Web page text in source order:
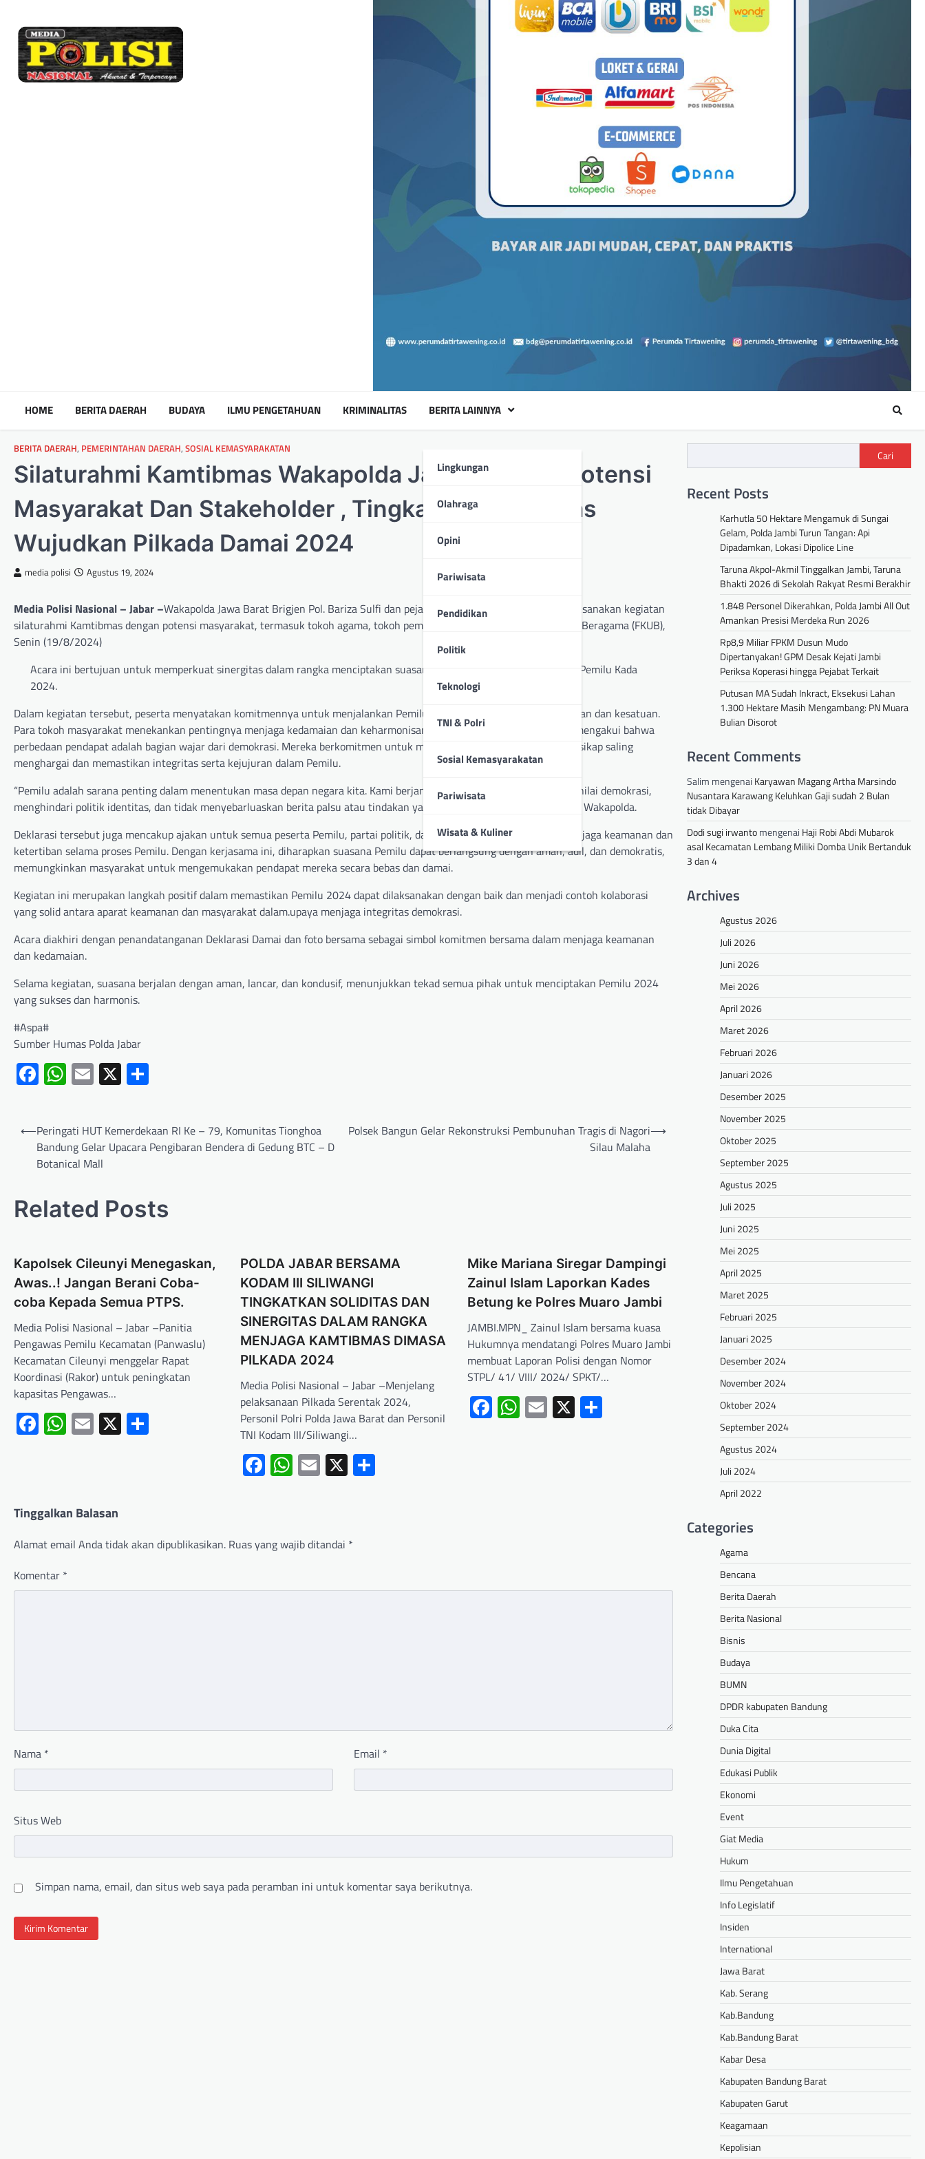
HOME BERITA DAERAH BUDAYA ILMU PENGETAHUAN KRIMINALITAS BERITA LAINNYA
Lingkungan
Olahraga
Opini
Pariwisata
Pendidikan
Politik
Teknologi
TNI & Polri
Sosial Kemasyarakatan
Pariwisata
Wisata & Kuliner
BERITA DAERAH, PEMERINTAHAN DAERAH, SOSIAL KEMASYARAKATAN
Silaturahmi Kamtibmas Wakapolda Jabar dengan Potensi
Masyarakat Dan Stakeholder , Tingkatkan Sinergitas
Wujudkan Pilkada Damai 2024
media polisi Agustus 19, 2024
Media Polisi Nasional – Jabar –Wakapolda Jawa Barat Brigjen Pol. Bariza Sulfi dan pejabat utama (PJU) Polda Jabar melaksanakan kegiatan
silaturahmi Kamtibmas dengan potensi masyarakat, termasuk tokoh agama, tokoh pemuda, dan Forum Kerukunan Umat Beragama (FKUB),
Senin (19/8/2024)
Acara ini bertujuan untuk memperkuat sinergitas dalam rangka menciptakan suasana aman dan kondusif menjelang Pemilu Kada
2024.
Dalam kegiatan tersebut, peserta menyatakan komitmennya untuk menjalankan Pemilu 2024 dengan semangat persatuan dan kesatuan.
Para tokoh masyarakat menekankan pentingnya menjaga kedamaian dan keharmonisan dalam proses demokrasi, serta mengakui bahwa
perbedaan pendapat adalah bagian wajar dari demokrasi. Mereka berkomitmen untuk menghormati perbedaan, menjaga sikap saling
menghargai dan memastikan integritas serta kejujuran dalam Pemilu.
“Pemilu adalah sarana penting dalam menentukan masa depan negara kita. Kami berjanji untuk menjunjung tinggi nilai-nilai demokrasi,
menghindari politik identitas, dan tidak menyebarluaskan berita palsu atau tindakan yang dapat memicu konflik,” ungkap Wakapolda.
Deklarasi tersebut juga mencakup ajakan untuk semua peserta Pemilu, partai politik, dan media agar bersama-sama menjaga keamanan dan
ketertiban selama proses Pemilu. Dengan kerjasama ini, diharapkan suasana Pemilu dapat berlangsung dengan aman, adil, dan demokratis,
memungkinkan masyarakat untuk mengemukakan pendapat mereka secara bebas dan damai.
Kegiatan ini merupakan langkah positif dalam memastikan Pemilu 2024 dapat dilaksanakan dengan baik dan menjadi contoh kolaborasi
yang solid antara aparat keamanan dan masyarakat dalam.upaya menjaga integritas demokrasi.
Acara diakhiri dengan penandatanganan Deklarasi Damai dan foto bersama sebagai simbol komitmen bersama dalam menjaga keamanan
dan kedamaian.
Selama kegiatan, suasana berjalan dengan aman, lancar, dan kondusif, menunjukkan tekad semua pihak untuk menciptakan Pemilu 2024
yang sukses dan harmonis.
#Aspa#
Sumber Humas Polda Jabar
Facebook
WhatsApp
Email
X
⟵Peringati HUT Kemerdekaan RI Ke – 79, Komunitas Tionghoa
Bandung Gelar Upacara Pengibaran Bendera di Gedung BTC – D
Botanical Mall
Polsek Bangun Gelar Rekonstruksi Pembunuhan Tragis di Nagori
Silau Malaha
⟶
Related Posts
Kapolsek Cileunyi Menegaskan,
Awas..! Jangan Berani Coba-
coba Kepada Semua PTPS.
Media Polisi Nasional – Jabar –Panitia
Pengawas Pemilu Kecamatan (Panwaslu)
Kecamatan Cileunyi menggelar Rapat
Koordinasi (Rakor) untuk peningkatan
kapasitas Pengawas…
Facebook
WhatsApp
Email
X
POLDA JABAR BERSAMA
KODAM III SILIWANGI
TINGKATKAN SOLIDITAS DAN
SINERGITAS DALAM RANGKA
MENJAGA KAMTIBMAS DIMASA
PILKADA 2024
Media Polisi Nasional – Jabar –Menjelang
pelaksanaan Pilkada Serentak 2024,
Personil Polri Polda Jawa Barat dan Personil
TNI Kodam III/Siliwangi…
Facebook
WhatsApp
Email
X
Mike Mariana Siregar Dampingi
Zainul Islam Laporkan Kades
Betung ke Polres Muaro Jambi
JAMBI.MPN_ Zainul Islam bersama kuasa
Hukumnya mendatangi Polres Muaro Jambi
membuat Laporan Polisi dengan Nomor
STPL/ 41/ VIII/ 2024/ SPKT/…
Facebook
WhatsApp
Email
X Share
Tinggalkan Balasan
Alamat email Anda tidak akan dipublikasikan. Ruas yang wajib ditandai *
Komentar *
Nama * Email *
Situs Web
Simpan nama, email, dan situs web saya pada peramban ini untuk komentar saya berikutnya.
Cari
Recent Posts
Karhutla 50 Hektare Mengamuk di Sungai
Gelam, Polda Jambi Turun Tangan: Api
Dipadamkan, Lokasi Dipolice Line
Taruna Akpol-Akmil Tinggalkan Jambi, Taruna
Bhakti 2026 di Sekolah Rakyat Resmi Berakhir
1.848 Personel Dikerahkan, Polda Jambi All Out
Amankan Presisi Merdeka Run 2026
Rp8,9 Miliar FPKM Dusun Mudo
Dipertanyakan! GPM Desak Kejati Jambi
Periksa Koperasi hingga Pejabat Terkait
Putusan MA Sudah Inkract, Eksekusi Lahan
1.300 Hektare Masih Mengambang: PN Muara
Bulian Disorot
Recent Comments
Salim mengenai Karyawan Magang Artha Marsindo
Nusantara Karawang Keluhkan Gaji sudah 2 Bulan
tidak Dibayar
Dodi sugi irwantomengenai Haji Robi Abdi Mubarok
asal Kecamatan Lembang Miliki Domba Unik Bertanduk
3 dan 4
Archives
Agustus 2026
Juli 2026
Juni 2026
Mei 2026
April 2026
Maret 2026
Februari 2026
Januari 2026
Desember 2025
November 2025
Oktober 2025
September 2025
Agustus 2025
Juli 2025
Juni 2025
Mei 2025
April 2025
Maret 2025
Februari 2025
Januari 2025
Desember 2024
November 2024
Oktober 2024
September 2024
Agustus 2024
Juli 2024
April 2022
Categories
Agama
Bencana
Berita Daerah
Berita Nasional
Bisnis
Budaya
BUMN
DPDR kabupaten Bandung
Duka Cita
Dunia Digital
Edukasi Publik
Ekonomi
Event
Giat Media
Hukum
Ilmu Pengetahuan
Info Legislatif
Insiden
International
Jawa Barat
Kab. Serang
Kab.Bandung
Kab.Bandung Barat
Kabar Desa
Kabupaten Bandung Barat
Kabupaten Garut
Keagamaan
Kepolisian